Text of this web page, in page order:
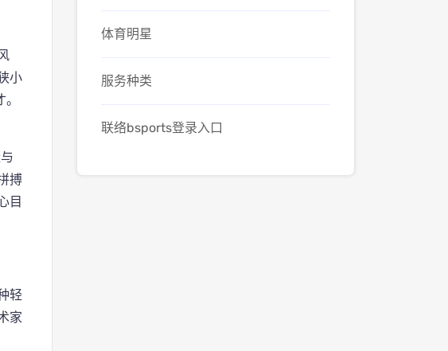
小
搏
目
轻
家
体育明星
服务种类
联络bsports登录入口